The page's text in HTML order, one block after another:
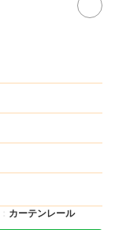
カーテンレール